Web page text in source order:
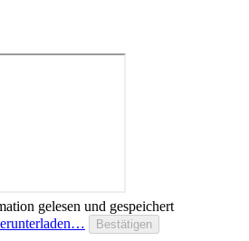
gelesen und gespeichert
Bestätigen